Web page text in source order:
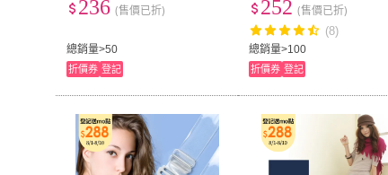
總銷量>50
236 (售價已折)
折價券 登記
總銷量>100
252 (售價已折)
(8)
折價券 登記